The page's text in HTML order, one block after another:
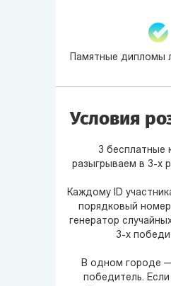
Памятные дипломы
Условия
3 бесплатные
разыгрываем в 3-х
Каждому ID
порядковый
генератор
3-х
В одном городе
победитель.